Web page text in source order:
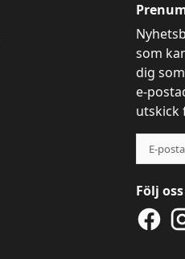
som
dig
e-
utskick
Följ